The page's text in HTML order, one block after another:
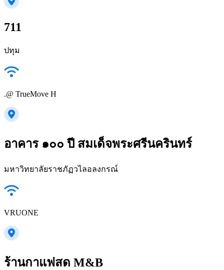
711
ปทุม
.@ TrueMove H
อาคาร ๑๐๐ ปี สมเด็จพระศรีนครินทร์
มหาวิทยาลัยราชภัฏวไลอลงกรณ์
VRUONE
ร้านกาแฟสด M&B